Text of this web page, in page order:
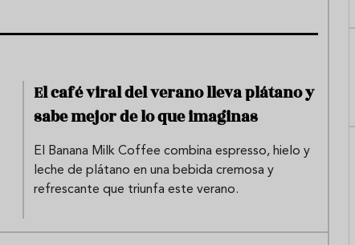
El café viral del verano lleva plátano y
sabe mejor de lo que imaginas
El Banana Milk Coffee combina espresso, hielo y
leche de plátano en una bebida cremosa y
refrescante que triunfa este verano.